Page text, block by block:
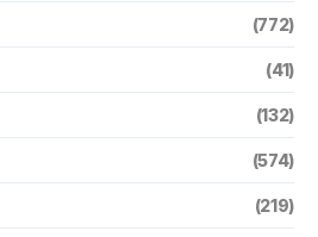
(772)
(41)
(132)
(574)
(219)